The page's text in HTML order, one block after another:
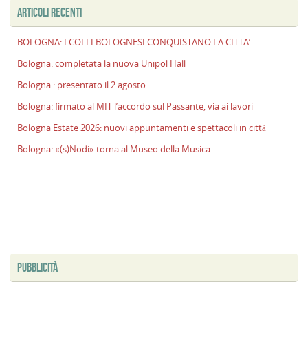
ARTICOLI RECENTI
BOLOGNA: I COLLI BOLOGNESI CONQUISTANO LA CITTA’
Bologna: completata la nuova Unipol Hall
Bologna : presentato il 2 agosto
Bologna: firmato al MIT l’accordo sul Passante, via ai lavori
Bologna Estate 2026: nuovi appuntamenti e spettacoli in città
Bologna: «(s)Nodi» torna al Museo della Musica
PUBBLICITÀ